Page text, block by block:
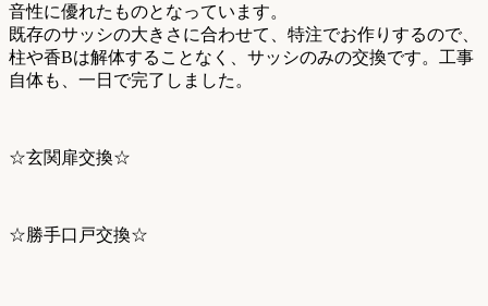
音性に優れたものとなっています。
既存のサッシの大きさに合わせて、特注でお作りするので、
柱や香Bは解体することなく、サッシのみの交換です。工事
自体も、一日で完了しました。
☆玄関扉交換☆
☆勝手口戸交換☆